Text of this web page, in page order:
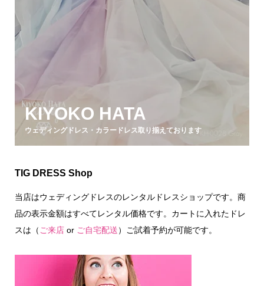
KIYOKO HATA
ウェディングドレス・カラードレス取り揃えております
TIG DRESS Shop
当店はウェディングドレスのレンタルドレスショップです。商
品の表示金額はすべてレンタル価格です。カートに入れたドレ
スは（ご来店or ご自宅配送）ご試着予約が可能です。